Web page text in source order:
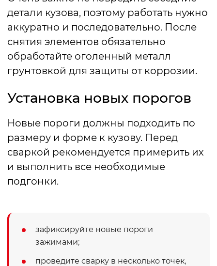
детали кузова, поэтому работать нужно
аккуратно и последовательно. После
снятия элементов обязательно
обработайте оголенный металл
грунтовкой для защиты от коррозии.
Установка новых порогов
Новые пороги должны подходить по
размеру и форме к кузову. Перед
сваркой рекомендуется примерить их
и выполнить все необходимые
подгонки.
зафиксируйте новые пороги
зажимами;
проведите сварку в несколько точек,